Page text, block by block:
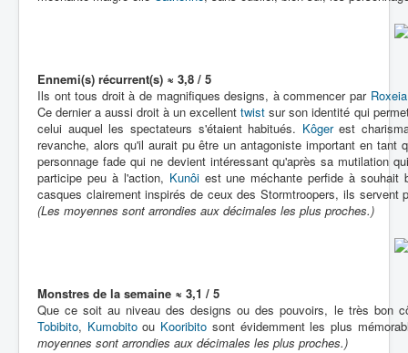
Ennemi(s) récurrent(s) ≈ 3,8 / 5
Ils ont tous droit à de magnifiques designs, à commencer par
Ce dernier a aussi droit à un excellenttwist sur son identité qui
celui auquel les spectateurs s'étaient habitués. Kôgerest
revanche, alors qu'il aurait pu être un antagoniste important en
personnage fade qui ne devient intéressant qu'après sa mutilation
participe peu à l'action, Kunôiest une méchante perfide à souhait
casques clairement inspirés de ceux des Stormtroopers, ils
(Les moyennes sont arrondies aux décimales les plus proches.)
Monstres de la semaine ≈ 3,1 / 5
Que ce soit au niveau des designs ou des pouvoirs, le très bon
Tobibito, Kumobitoou Kooribito sont évidemment les plus
moyennes sont arrondies aux décimales les plus proches.)